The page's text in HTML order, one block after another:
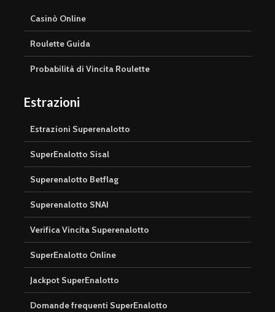
Casinò Online
Roulette Guida
Probabilità di Vincita Roulette
Estrazioni
Estrazioni Superenalotto
SuperEnalotto Sisal
Superenalotto Betflag
Superenalotto SNAI
Verifica Vincita Superenalotto
SuperEnalotto Online
Jackpot SuperEnalotto
Domande frequenti SuperEnalotto